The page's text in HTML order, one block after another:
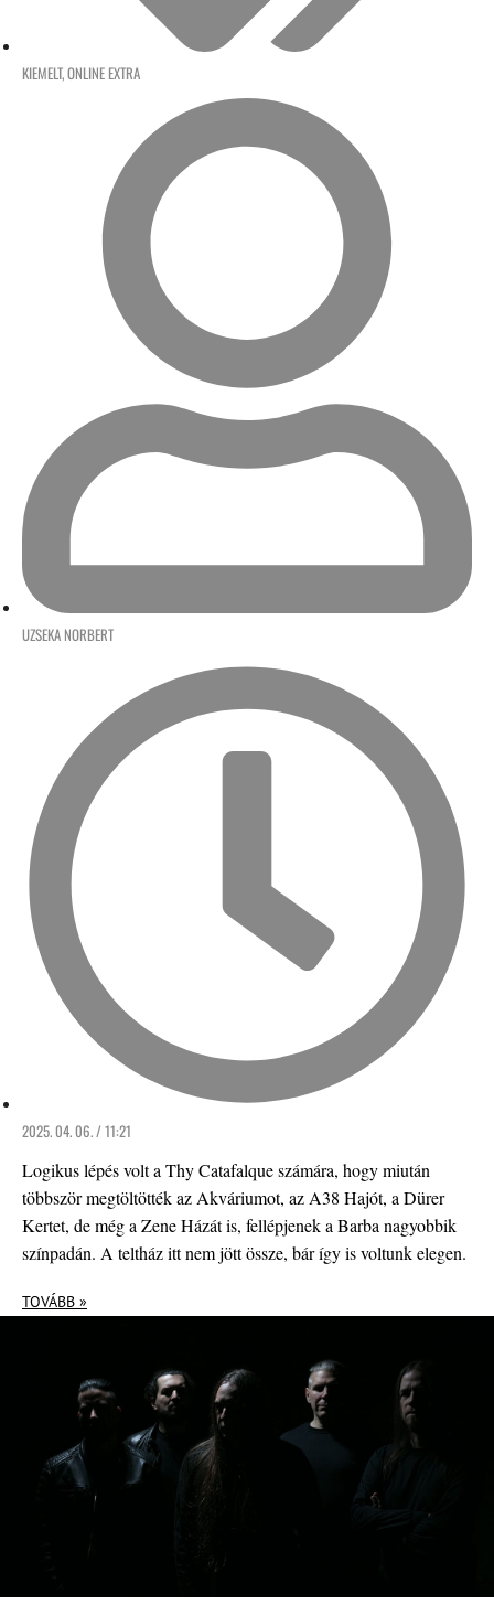
KIEMELT,ONLINE EXTRA
UZSEKA NORBERT
2025. 04. 06. / 11:21
Logikus lépés volt a Thy Catafalque számára, hogy miután
többször megtöltötték az Akváriumot, az A38 Hajót, a Dürer
Kertet, de még a Zene Házát is, fellépjenek a Barba nagyobbik
színpadán. A teltház itt nem jött össze, bár így is voltunk elegen.
TOVÁBB »